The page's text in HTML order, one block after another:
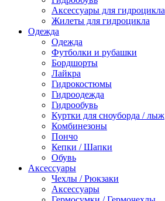
Аксессуары для гидроцикла
Жилеты для гидроцикла
Одежда
Одежда
Футболки и рубашки
Бордшорты
Лайкра
Гидрокостюмы
Гидроодежда
Гидрообувь
Куртки для сноуборда / лыж
Комбинезоны
Пончо
Кепки / Шапки
Обувь
Аксессуары
Чехлы / Рюкзаки
Аксессуары